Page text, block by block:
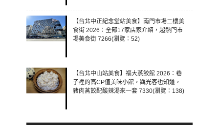
【台北中正紀念堂站美食】南門市場二樓美
食街 2026：全部17家店家介紹，超熱門市
場美食街 7266(瀏覽：52)
【台北中山站美食】福大蒸餃館 2026：巷
子裡的高CP值美味小館，觀光客也知道，
豬肉蒸餃配酸辣湯來一套 7330(瀏覽：138)